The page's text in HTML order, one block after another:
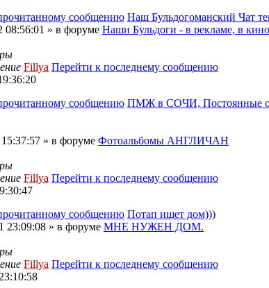
сообщению Наш Бульдогоманский Чат
08:56:01 » в форуме Наши Бульдоги - в рекламе, в
Fillya Перейти к последнему сообщению
сообщению ПМЖ в СОЧИ, Постоянные
» в форуме Фотоальбомы АНГЛИЧАН
Fillya Перейти к последнему сообщению
сообщению Потап ищет дом)))
23:09:08 » в форуме МНЕ НУЖЕН ДОМ.
Fillya Перейти к последнему сообщению